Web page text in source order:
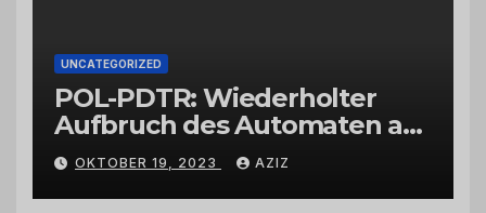
UNCATEGORIZED
POL-PDTR: Wiederholter
Aufbruch des Automaten am
Wohnmobilstellplatz in
Hermeskeil am Labachweg
OKTOBER 19, 2023 AZIZ